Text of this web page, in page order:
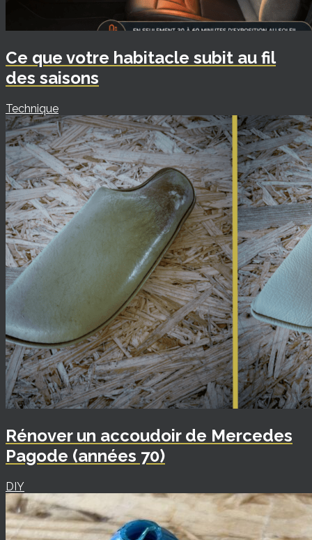
Ce que votre habitacle subit au fil
des saisons
Technique
Rénover un accoudoir de Mercedes
Pagode (années 70)
DIY